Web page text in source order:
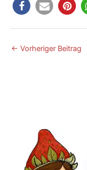
← Vorheriger Beitrag